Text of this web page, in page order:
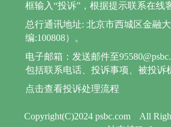
Copyright(C)2024 psbc.com All
框输入“投诉”，根据提示联系在线
总行通讯地址: 北京市西城区金融
编:100808）。
电子邮箱：发送邮件至
包括联系电话、投诉事项、被投诉
点击查看投诉处理流程